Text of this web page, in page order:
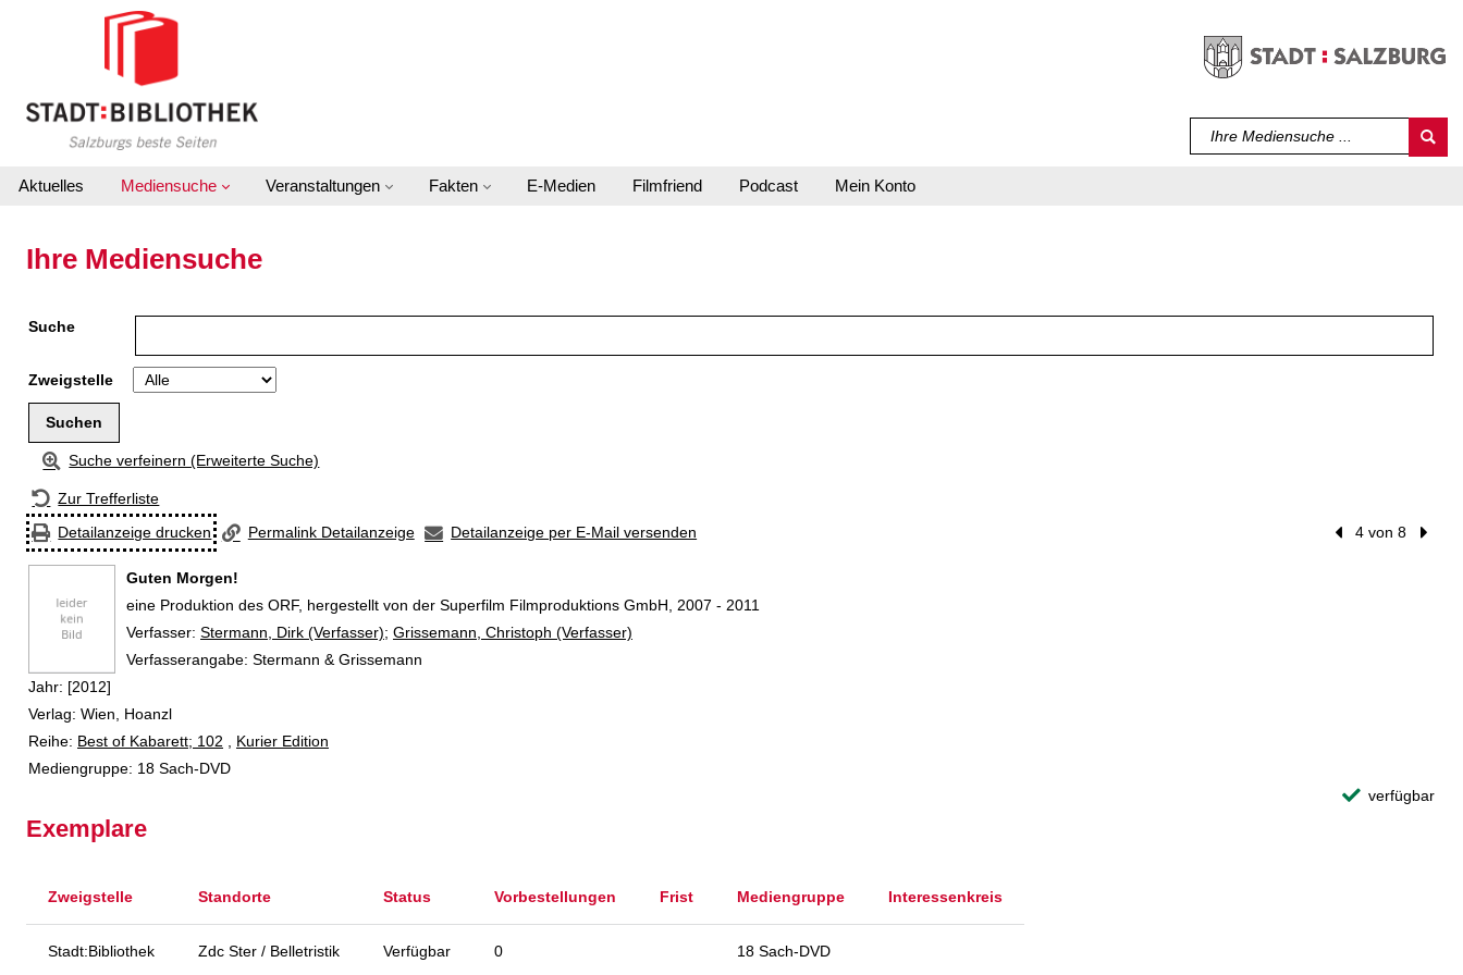
Zur Detailanzeige springen
Sprache auswählen
Aktuelles Mediensuche Veranstaltungen Fakten E-Medien Filmfriend Podcast Mein Konto
Ihre Mediensuche
Suche
Zweigstelle
Suche verfeinern (Erweiterte Suche)
Zur Trefferliste
Detailanzeige drucken
Permalink Detailanzeige Detailanzeige per E-Mail versenden Vorheriger Treffer
4 von 8
Guten Morgen!
eine Produktion des ORF, hergestellt von der Superfilm Filmproduktions GmbH, 2007 - 2011
Verfasser: Suche nach diesem Verfasser
Stermann, Dirk (Verfasser); Grissemann, Christoph (Verfasser)
Verfasserangabe: Stermann & Grissemann
Jahr: [2012]
Verlag: Wien, Hoanzl
Reihe: Best of Kabarett; 102
Kurier Edition
Mediengruppe: 18 Sach-DVD
verfügbar
Exemplare
Zweigstelle Standorte Status Vorbestellungen Frist Mediengruppe Interessenkreis
Stadt:Bibliothek Zdc Ster / Belletristik Verfügbar 0 18 Sach-DVD